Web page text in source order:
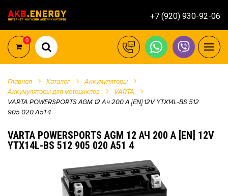
+7 (920) 930-92-06
0
Главная Каталог
Аккумуляторы
Аккумуляторы для мотоциклов
VARTA
VARTA POWERSPORTS AGM 12 Ач 200 A [EN] 12V YTX14L-BS 512
905 020 A51 4
VARTA POWERSPORTS AGM 12 АЧ 200 A [EN] 12V
YTX14L-BS 512 905 020 A51 4